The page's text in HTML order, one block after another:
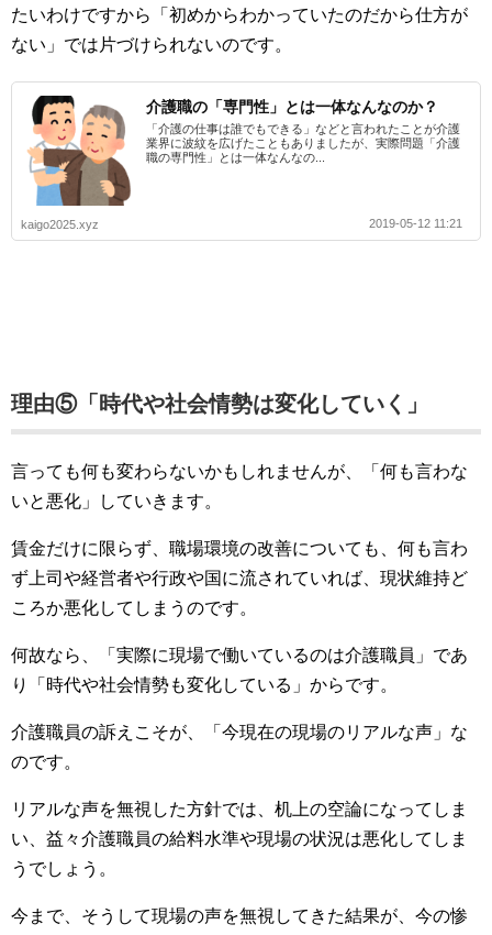
たいわけですから「初めからわかっていたのだから仕方が
ない」では片づけられないのです。
介護職の「専門性」とは一体なんなのか？
「介護の仕事は誰でもできる」などと言われたことが介護
業界に波紋を広げたこともありましたが、実際問題「介護
職の専門性」とは一体なんなの...
kaigo2025.xyz 2019-05-12 11:21
理由⑤「時代や社会情勢は変化していく」
言っても何も変わらないかもしれませんが、「何も言わな
いと悪化」していきます。
賃金だけに限らず、職場環境の改善についても、何も言わ
ず上司や経営者や行政や国に流されていれば、現状維持ど
ころか悪化してしまうのです。
何故なら、「実際に現場で働いているのは介護職員」であ
り「時代や社会情勢も変化している」からです。
介護職員の訴えこそが、「今現在の現場のリアルな声」な
のです。
リアルな声を無視した方針では、机上の空論になってしま
い、益々介護職員の給料水準や現場の状況は悪化してしま
うでしょう。
今まで、そうして現場の声を無視してきた結果が、今の惨